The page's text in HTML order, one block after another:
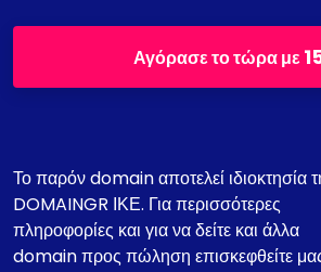
Αγόρασε το τώρα με
Το παρόν domain αποτελεί ιδιοκτησία
DOMAINGR ΙΚΕ. Για περισσότερες
πληροφορίες και για να δείτε και άλλα
domain προς πώληση επισκεφθείτε